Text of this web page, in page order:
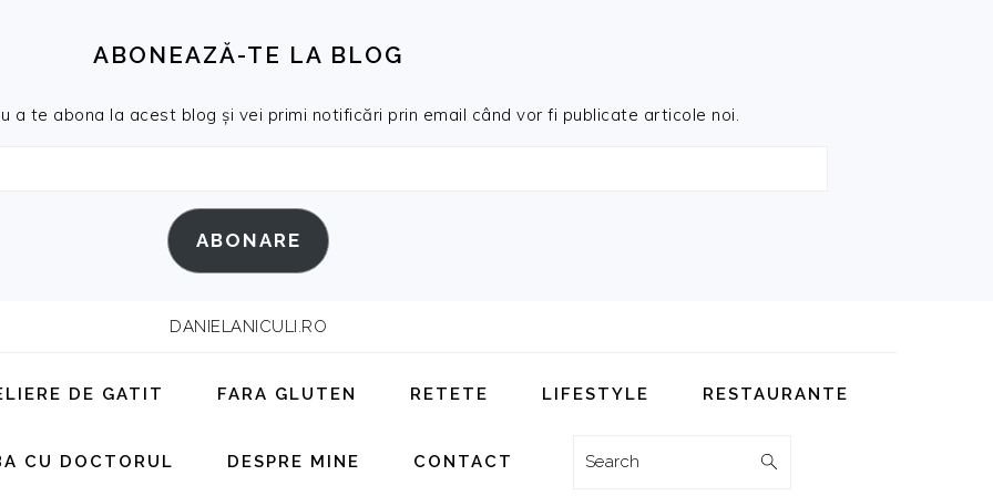
ABONEAZĂ-TE LA BLOG
a te abona la acest blog și vei primi notificări prin email când vor fi publicate articole noi.
ABONARE
DANIELANICULI.RO
DE GATIT FARA GLUTEN RETETE LIFESTYLE RESTAURANTE
CU DOCTORUL DESPRE MINE CONTACT Search